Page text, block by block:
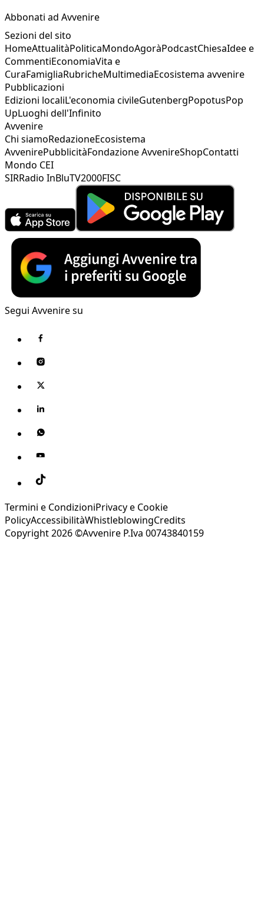
Abbonati ad Avvenire
Sezioni del sito
HomeAttualitàPoliticaMondoAgoràPodcastChiesaIdee e
CommentiEconomiaVita e
CuraFamigliaRubricheMultimediaEcosistema avvenire
Pubblicazioni
Edizioni localiL'economia civileGutenbergPopotusPop
UpLuoghi dell'Infinito
Avvenire
Chi siamoRedazioneEcosistema
AvvenirePubblicitàFondazione AvvenireShopContatti
Mondo CEI
SIRRadio InBluTV2000FISC
Segui Avvenire su
Termini e CondizioniPrivacy e Cookie
PolicyAccessibilitàWhistleblowingCredits
Copyright 2026 ©Avvenire P.Iva 00743840159